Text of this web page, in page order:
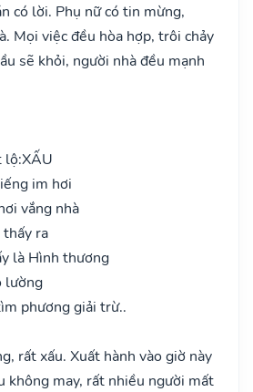
có lời. Phụ nữ có tin mừng,
Mọi việc đều hòa hợp, trôi chảy
sẽ khỏi, người nhà đều mạnh
lộ:XẤU
im hơi
vắng nhà
thấy ra
là Hình thương
lường
phương giải trừ..
rất xấu. Xuất hành vào giờ này
không may, rất nhiều người mất